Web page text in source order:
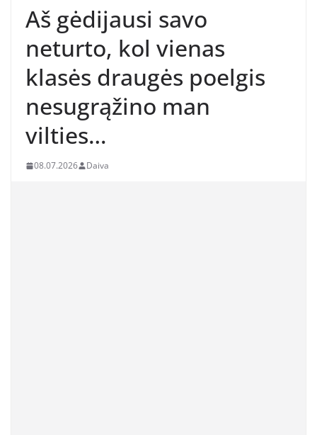
Aš gėdijausi savo
neturto, kol vienas
klasės draugės poelgis
nesugrąžino man
vilties…
08.07.2026 Daiva